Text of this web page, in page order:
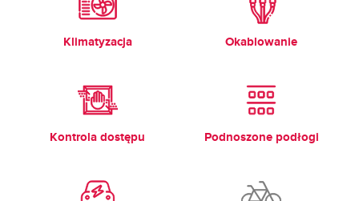
Klimatyzacja Okablowanie
Kontrola dostępu Podnoszone podłogi